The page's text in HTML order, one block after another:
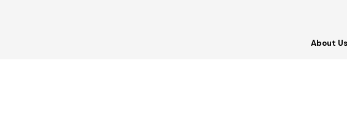
About Us